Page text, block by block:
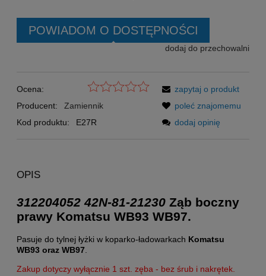
POWIADOM O DOSTĘPNOŚCI
dodaj do przechowalni
Ocena:
Producent:
Zamiennik
Kod produktu:
E27R
zapytaj o produkt
poleć znajomemu
dodaj opinię
OPIS
31220405242N-81-21230 Ząb boczny
prawy Komatsu WB93 WB97.
Pasuje do tylnej łyżki w koparko-ładowarkach Komatsu
WB93 oraz WB97.
Zakup dotyczy wyłącznie 1 szt. zęba - bez śrub i nakrętek.